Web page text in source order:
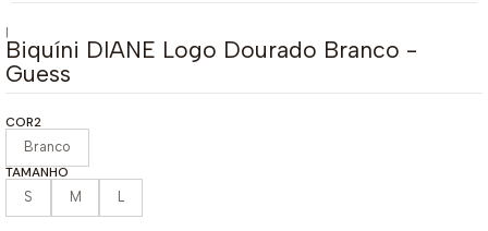
|
Biquíni DIANE Logo Dourado Branco -
Guess
COR2
Branco
TAMANHO
S M L